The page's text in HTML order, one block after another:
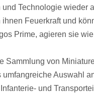
Technologie
Feuerkraft und
Prime, agieren sie
Sammlung von
Auswahl
und